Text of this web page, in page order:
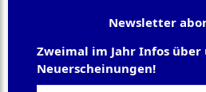
Newsletter
Zweimal im Jahr Infos über
Neuerscheinungen!